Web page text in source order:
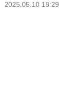
2025.05.10 18:29